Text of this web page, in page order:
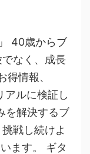
40歳からブ
なく、成長
情報、
アルに検証し
を解決するブ
戦し続けよ
ます。 ギタ